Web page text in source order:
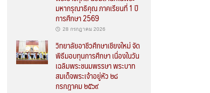
มหากรุณาธิคุณ ภาคเรียนที่ 1 ปี
การศึกษา 2569
28 กรกฎาคม 2026
วิทยาลัยอาชีวศึกษาเชียงใหม่ จัด
พิธีมอบทุนการศึกษา เนื่องในวัน
เฉลิมพระชนมพรรษา พระบาท
สมเด็จพระเจ้าอยู่หัว ๒๘
กรกฎาคม ๒๕๖๙